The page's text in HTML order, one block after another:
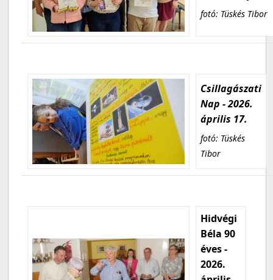
fotó: Tüskés Tibor
Csillagászati
Nap - 2026.
április 17.
fotó: Tüskés
Tibor
Hidvégi
Béla 90
éves -
2026.